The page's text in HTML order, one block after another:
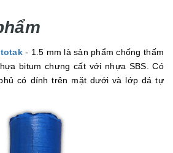
- 1.5 mm là sản phẩm chống thấm
bitum chưng cất với nhựa SBS. Có
có dính trên mặt dưới và lớp đá tự